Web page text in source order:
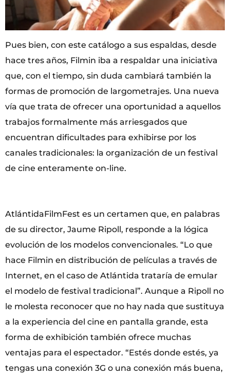
Pues bien, con este catálogo a sus espaldas, desde
hace tres años, Filmin iba a respaldar una iniciativa
que, con el tiempo, sin duda cambiará también la
formas de promoción de largometrajes. Una nueva
vía que trata de ofrecer una oportunidad a aquellos
trabajos formalmente más arriesgados que
encuentran dificultades para exhibirse por los
canales tradicionales: la organización de un festival
de cine enteramente on-line.
AtlántidaFilmFest es un certamen que, en palabras
de su director, Jaume Ripoll, responde a la lógica
evolución de los modelos convencionales. “Lo que
hace Filmin en distribución de películas a través de
Internet, en el caso de Atlántida trataría de emular
el modelo de festival tradicional”. Aunque a Ripoll no
le molesta reconocer que no hay nada que sustituya
a la experiencia del cine en pantalla grande, esta
forma de exhibición también ofrece muchas
ventajas para el espectador. “Estés donde estés, ya
tengas una conexión 3G o una conexión más buena,